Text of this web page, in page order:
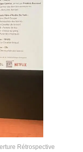
Rétrospective